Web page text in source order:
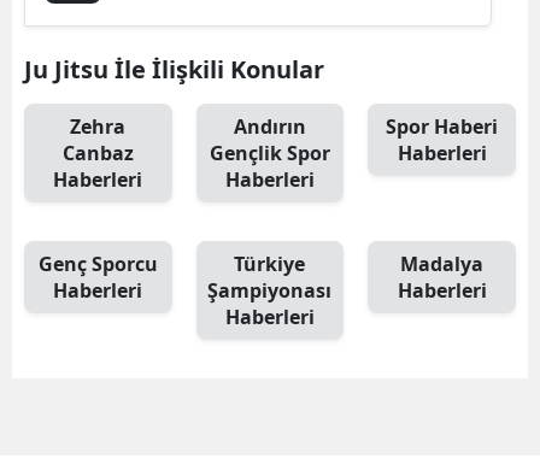
Ju Jitsu İle İlişkili Konular
Zehra
Canbaz
Haberleri
Andırın
Gençlik Spor
Haberleri
Spor Haberi
Haberleri
Genç Sporcu
Haberleri
Türkiye
Şampiyonası
Haberleri
Madalya
Haberleri